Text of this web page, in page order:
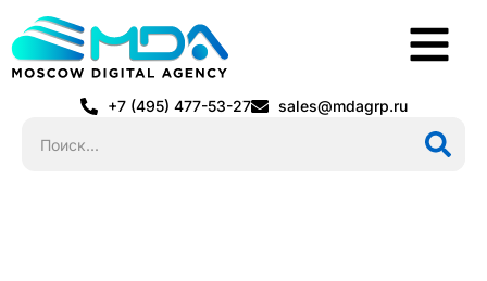
+7 (495) 477-53-27 sales@mdagrp.ru